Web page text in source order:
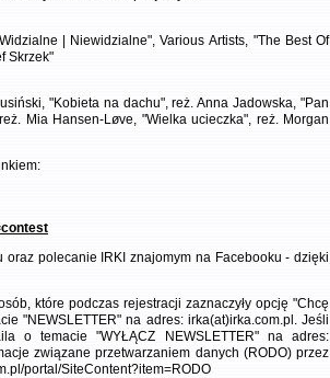
| Niewidzialne", Various Artists, "The Best Of
Skrzek"
"Kobieta na dachu", reż. Anna Jadowska, "Pan
Mia Hansen-Løve, "Wielka ucieczka", reż. Morgan
polecanie IRKI znajomym na Facebooku - dzięki
które podczas rejestracji zaznaczyły opcję "Chcę
"NEWSLETTER" na adres: irka(at)irka.com.pl. Jeśli
o temacie "WYŁĄCZ NEWSLETTER" na adres:
związane przetwarzaniem danych (RODO) przez
portal/SiteContent?item=RODO